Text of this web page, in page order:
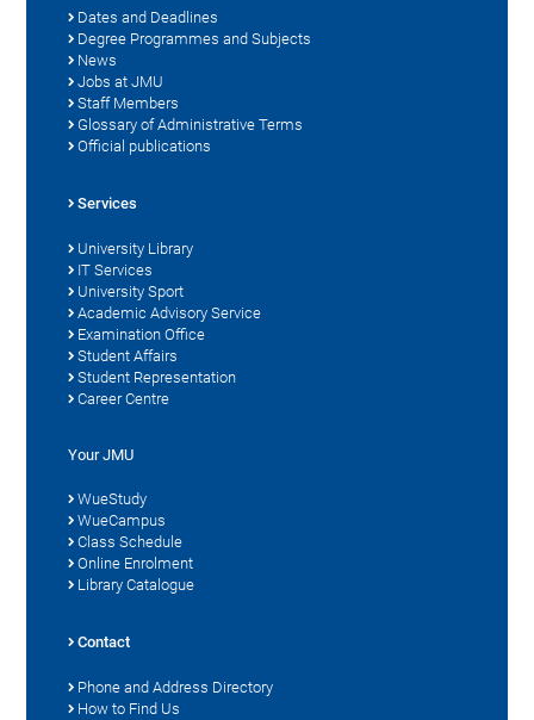
Dates and Deadlines
Degree Programmes and Subjects
News
Jobs at JMU
Staff Members
Glossary of Administrative Terms
Official publications
Services
University Library
IT Services
University Sport
Academic Advisory Service
Examination Office
Student Affairs
Student Representation
Career Centre
Your JMU
WueStudy
WueCampus
Class Schedule
Online Enrolment
Library Catalogue
Contact
Phone and Address Directory
How to Find Us